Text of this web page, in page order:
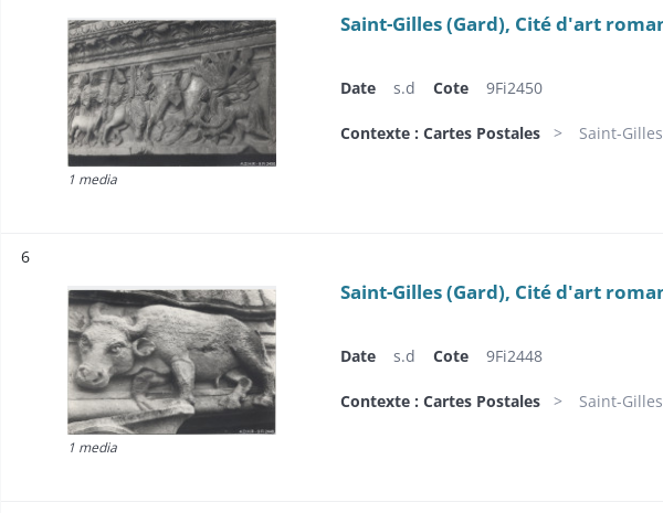
1 media
Saint-Gilles (Gard), Cité d'art
Date s.d Cote 9Fi2450
Contexte : Cartes Postales Saint-
6
1 media
Saint-Gilles (Gard), Cité d'art
Date s.d Cote 9Fi2448
Contexte : Cartes Postales Saint-